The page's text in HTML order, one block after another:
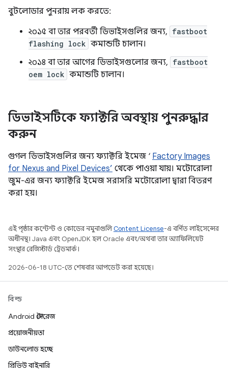
বুটলোডার পুনরায় লক করতে:
২০১৫ বা তার পরবর্তী ডিভাইসগুলির জন্য, fastboot
flashing lock কমান্ডটি চালান।
২০১৪ বা তার আগের ডিভাইসগুলোর জন্য, fastboot
oem lock কমান্ডটি চালান।
ডিভাইসটিকে ফ্যাক্টরি অবস্থায় পুনরুদ্ধার
করুন
গুগল ডিভাইসগুলির জন্য ফ্যাক্টরি ইমেজ ‘ Factory Images
for Nexus and Pixel Devices’ থেকে পাওয়া যায়। মটোরোলা
জুম-এর জন্য ফ্যাক্টরি ইমেজ সরাসরি মটোরোলা দ্বারা বিতরণ
করা হয়।
এই পৃষ্ঠার কন্টেন্ট ও কোডের নমুনাগুলিContent License-এ বর্ণিত লাইসেন্সের
অধীনস্থ। Java এবং OpenJDK হল Oracle এবং/অথবা তার অ্যাফিলিয়েট
সংস্থার রেজিস্টার্ড ট্রেডমার্ক।
2026-06-18 UTC-তে শেষবার আপডেট করা হয়েছে।
বিল্ড
Android স্টোরেজ
প্রয়োজনীয়তা
ডাউনলোড হচ্ছে
প্রিভিউ বাইনারি